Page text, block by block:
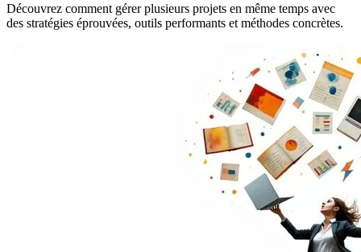
Découvrez comment gérer plusieurs projets en même temps avec
des stratégies éprouvées, outils performants et méthodes concrètes.